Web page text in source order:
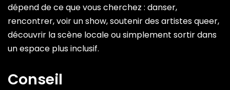
dépend de ce que vous cherchez : danser,
rencontrer, voir un show, soutenir des artistes queer,
découvrir la scène locale ou simplement sortir dans
un espace plus inclusif.
Conseil